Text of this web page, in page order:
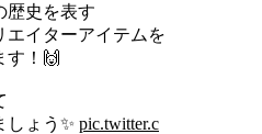
歴史を表す
エイターアイテムを
す！🙌
しょう✨ pic.twitter.c